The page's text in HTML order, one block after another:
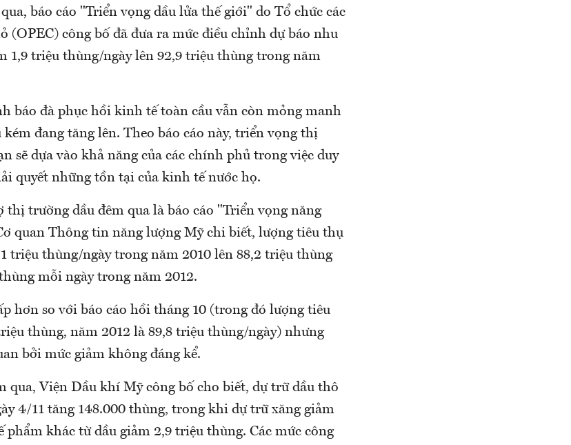
báo cáo "Triển vọng dầu lửa thế giới" do Tổ chức các
(OPEC) công bố đã đưa ra mức điều chỉnh dự báo nhu
1,9 triệu thùng/ngày lên 92,9 triệu thùng trong năm
báo đà phục hồi kinh tế toàn cầu vẫn còn mỏng manh
kém đang tăng lên. Theo báo cáo này, triển vọng thị
sẽ dựa vào khả năng của các chính phủ trong việc duy
quyết những tồn tại của kinh tế nước họ.
thị trường dầu đêm qua là báo cáo "Triển vọng năng
quan Thông tin năng lượng Mỹ chi biết, lượng tiêu thụ
triệu thùng/ngày trong năm 2010 lên 88,2 triệu thùng
mỗi ngày trong năm 2012.
hơn so với báo cáo hồi tháng 10 (trong đó lượng tiêu
thùng, năm 2012 là 89,8 triệu thùng/ngày) nhưng
bởi mức giảm không đáng kể.
qua, Viện Dầu khí Mỹ công bố cho biết, dự trữ dầu thô
4/11 tăng 148.000 thùng, trong khi dự trữ xăng giảm
phẩm khác từ dầu giảm 2,9 triệu thùng. Các mức công